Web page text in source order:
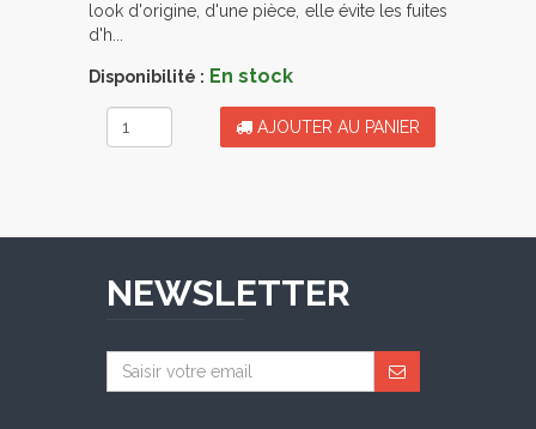
look d'origine, d'une pièce, elle évite les fuites
d'h...
Disponibilité : En stock
AJOUTER AU PANIER
NEWSLETTER